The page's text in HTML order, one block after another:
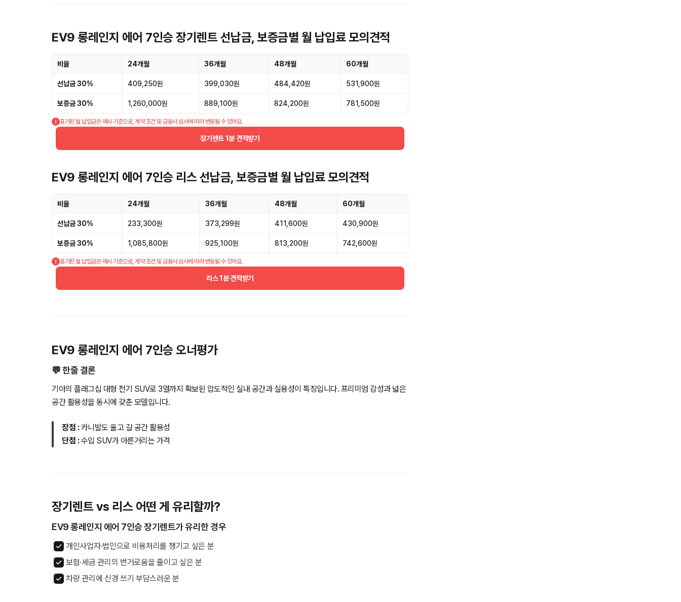
EV9 롱레인지 에어 7인승 장기렌트 선납금, 보증금별 월 납입료 모의견적
비율 24개월 36개월 48개월 60개월
선납금 30% 409,250원 399,030원 484,420원 531,900원
보증금 30% 1,260,000원 889,100원 824,200원 781,500원
표기된 월 납입금은 예시 기준으로, 계약 조건 및 금융사 심사에 따라 변동될 수 있어요.
장기렌트 1분 견적받기
EV9 롱레인지 에어 7인승 리스 선납금, 보증금별 월 납입료 모의견적
비율 24개월 36개월 48개월 60개월
선납금 30% 233,300원 373,299원 411,600원 430,900원
보증금 30% 1,085,800원 925,100원 813,200원 742,600원
표기된 월 납입금은 예시 기준으로, 계약 조건 및 금융사 심사에 따라 변동될 수 있어요.
리스 1분 견적받기
EV9 롱레인지 에어 7인승 오너평가
💬 한줄 결론
기아의 플래그십 대형 전기 SUV로 3열까지 확보된 압도적인 실내 공간과 실용성이 특징입니다. 프리미엄 감성과 넓은
공간 활용성을 동시에 갖춘 모델입니다.
장점 :카니발도 울고 갈 공간 활용성
단점 :수입 SUV가 아른거리는 가격
장기렌트 vs 리스 어떤 게 유리할까?
EV9 롱레인지 에어 7인승 장기렌트가 유리한 경우
개인사업자·법인으로 비용처리를 챙기고 싶은 분
보험·세금 관리의 번거로움을 줄이고 싶은 분
차량 관리에 신경 쓰기 부담스러운 분